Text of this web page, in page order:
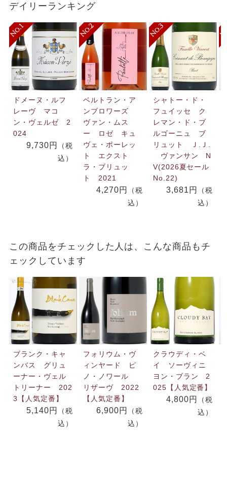
デイリーランキング
ドメーヌ・ルフ
レーヴ マコ
ン・ヴェルゼ 2
024
9,730円
（税
込）
ベルトラン・ア
ンブロワーズ
ヴァン・ムス
ー ロゼ キュ
ヴェ・ポーレッ
ト エクスト
ラ・ブリュッ
ト 2021
4,270円
（税
込）
シャトー・ド・
フュイッセ ク
レマン・ド・ブ
ルゴーニュ ブ
リュット Ｊ.Ｊ.
ヴァンサン N
V(2026夏セール
No.22)
3,681円
（税
込）
この商品をチェックした人は、こんな商品もチ
ェックしています
ブランク・キャ
ンバス グリュ
ーナー・ヴェル
トリーナー 202
3【人気定番】
5,140円
（税
込）
フォリウム・ヴ
ィンヤード ピ
ノ・ノワール
リザーヴ 2022
【人気定番】
6,900円
（税
込）
クラウディ・ベ
イ ソーヴィニ
ヨン・ブラン 2
025【人気定番】
4,800円
（税
込）